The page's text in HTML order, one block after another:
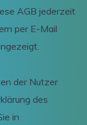
AGB jederzeit
per E-Mail
der Nutzer
des
in